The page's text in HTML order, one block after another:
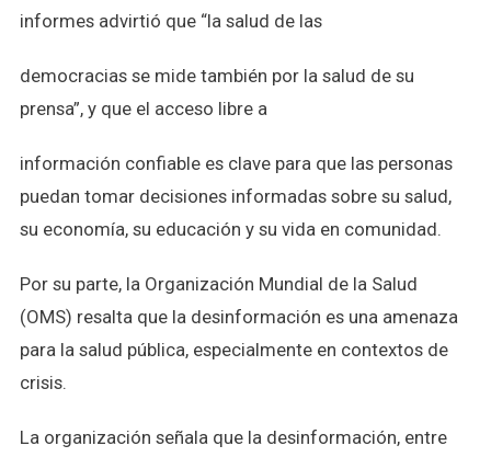
informes advirtió que “la salud de las
democracias se mide también por la salud de su
prensa”, y que el acceso libre a
información confiable es clave para que las personas
puedan tomar decisiones informadas sobre su salud,
su economía, su educación y su vida en comunidad.
Por su parte, la Organización Mundial de la Salud
(OMS) resalta que la desinformación es una amenaza
para la salud pública, especialmente en contextos de
crisis.
La organización señala que la desinformación, entre